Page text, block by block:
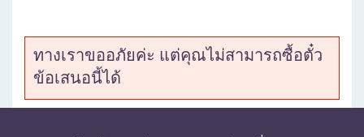
ทางเราขออภัยค่ะ แต่คุณไม่สามารถซื้อตั๋ว
ข้อเสนอนี้ได้